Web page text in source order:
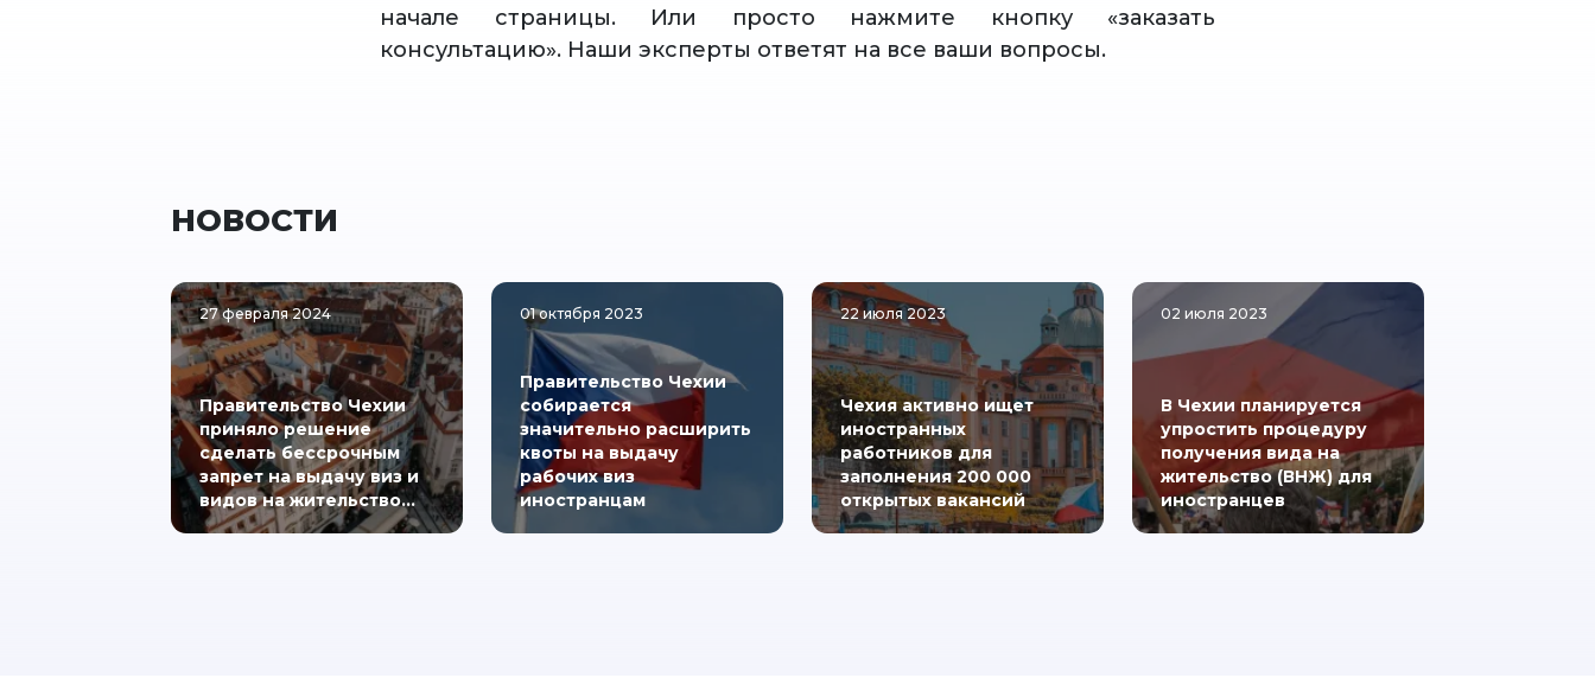
начале страницы. Или просто нажмите кнопку «заказать
консультацию». Наши эксперты ответят на все ваши вопросы.
НОВОСТИ
27 февраля 2024
Правительство Чехии
приняло решение
сделать бессрочным
запрет на выдачу виз и
видов на жительство…
01 октября 2023
Правительство Чехии
собирается
значительно расширить
квоты на выдачу
рабочих виз
иностранцам
22 июля 2023
Чехия активно ищет
иностранных
работников для
заполнения 200 000
открытых вакансий
02 июля 2023
В Чехии планируется
упростить процедуру
получения вида на
жительство (ВНЖ) для
иностранцев